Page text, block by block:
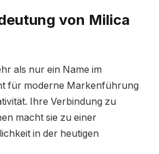
von Milica
als nur ein Name im
für moderne Markenführung
Ihre Verbindung zu
macht sie zu einer
in der heutigen